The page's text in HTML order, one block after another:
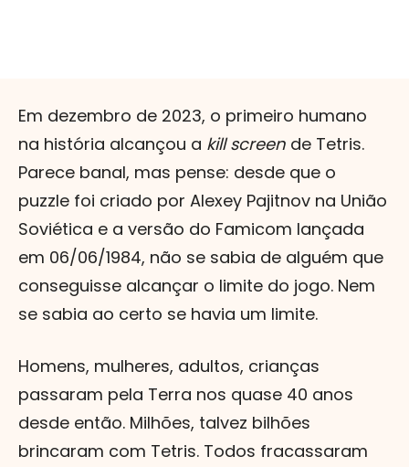
Em dezembro de 2023, o primeiro humano
na história alcançou a kill screen de Tetris.
Parece banal, mas pense: desde que o
puzzle foi criado por Alexey Pajitnov na União
Soviética e a versão do Famicom lançada
em 06/06/1984, não se sabia de alguém que
conseguisse alcançar o limite do jogo. Nem
se sabia ao certo se havia um limite.
Homens, mulheres, adultos, crianças
passaram pela Terra nos quase 40 anos
desde então. Milhões, talvez bilhões
brincaram com Tetris. Todos fracassaram